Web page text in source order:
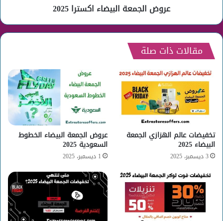
عروض الجمعة البيضاء اكسترا 2025
مقالات ذات صلة
تخفيضات عالم الهزازي الجمعة
البيضاء 2025
3 ديسمبر، 2025
عروض الجمعة البيضاء الخطوط
السعودية 2025
1 ديسمبر، 2025